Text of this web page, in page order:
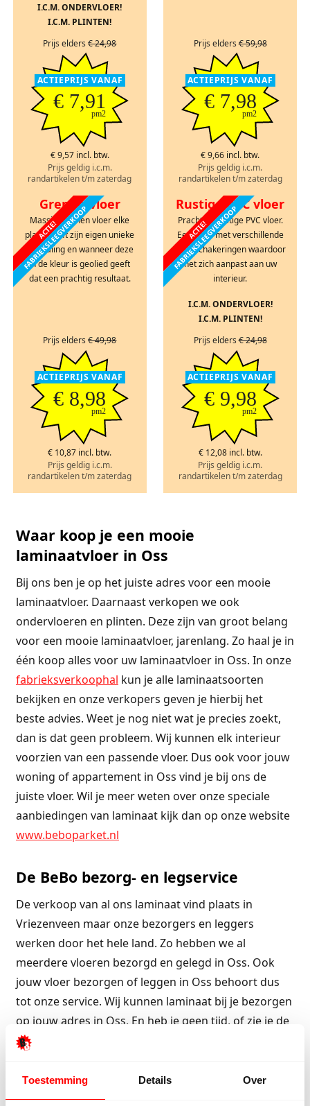
Toestemming Details Over
I.C.M. ONDERVLOER!
I.C.M. PLINTEN!
Prijs elders€ 24,98
ACTIEPRIJS VANAF
€ 7,91
pm2
€ 9,57 incl. btw.
Prijs geldig i.c.m.
randartikelen t/m zaterdag
Prijs elders€ 59,98
ACTIEPRIJS VANAF
€ 7,98
pm2
€ 9,66 incl. btw.
Prijs geldig i.c.m.
randartikelen t/m zaterdag
ACTIE!
FABRIEKSLEEGVERKOOP
Grenen vloer
Massief grenen vloer elke
plank heeft zijn eigen unieke
uitstraling en wanneer deze
in de kleur is geolied geeft
dat een prachtig resultaat.
Prijs elders€ 49,98
ACTIEPRIJS VANAF
€ 8,98
pm2
€ 10,87 incl. btw.
Prijs geldig i.c.m.
randartikelen t/m zaterdag
ACTIE!
FABRIEKSLEEGVERKOOP
Rustige PVC vloer
Prachtige rustige PVC vloer.
Een vloer met verschillende
kleurschakeringen waardoor
het zich aanpast aan uw
interieur.
I.C.M. ONDERVLOER!
I.C.M. PLINTEN!
Prijs elders€ 24,98
ACTIEPRIJS VANAF
€ 9,98
pm2
€ 12,08 incl. btw.
Prijs geldig i.c.m.
randartikelen t/m zaterdag
Waar koop je een mooie
laminaatvloer in Oss
Bij ons ben je op het juiste adres voor een mooie
laminaatvloer. Daarnaast verkopen we ook
ondervloeren en plinten. Deze zijn van groot belang
voor een mooie laminaatvloer, jarenlang. Zo haal je in
één koop alles voor uw laminaatvloer in Oss. In onze
fabrieksverkoophal kun je alle laminaatsoorten
bekijken en onze verkopers geven je hierbij het
beste advies. Weet je nog niet wat je precies zoekt,
dan is dat geen probleem. Wij kunnen elk interieur
voorzien van een passende vloer. Dus ook voor jouw
woning of appartement in Oss vind je bij ons de
juiste vloer. Wil je meer weten over onze speciale
aanbiedingen van laminaat kijk dan op onze website
www.beboparket.nl
De BeBo bezorg- en legservice
De verkoop van al ons laminaat vind plaats in
Vriezenveen maar onze bezorgers en leggers
werken door het hele land. Zo hebben we al
meerdere vloeren bezorgd en gelegd in Oss. Ook
jouw vloer bezorgen of leggen in Oss behoort dus
tot onze service. Wij kunnen laminaat bij je bezorgen
op jouw adres in Oss. En heb je geen tijd, of zie je de
legklus zelf niet zitten dan kunnen
allemaal bespreken met één van onze verkopers.
Natuurlijk kun je dit ook later afspreken. Bel of mail